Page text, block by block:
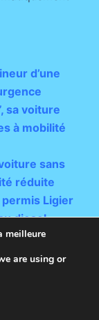
d’une
sa voiture
à mobilité
sans
réduite
Ligier
diesel
meilleure
are using or